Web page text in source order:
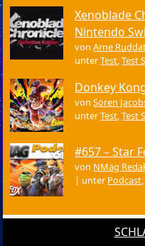
Xenoblade
Nintendo
vonArne
unterTest,Test
Donkey
vonSören
unterTest,Test
#657 – Star
von NMag
| unter Podcast,